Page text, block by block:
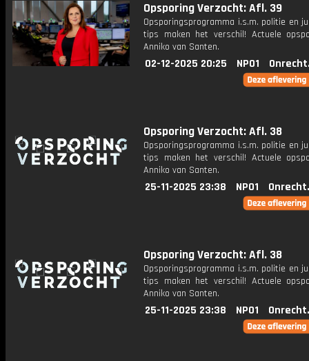
Opsporing Verzocht: Afl. 39
Opsporingsprogramma i.s.m. politie en
tips maken het verschil! Actuele
Anniko van Santen.
02-12-2025 20:25 NPO1
Opsporing Verzocht: Afl. 38
Opsporingsprogramma i.s.m. politie en
tips maken het verschil! Actuele
Anniko van Santen.
25-11-2025 23:38 NPO1
Opsporing Verzocht: Afl. 38
Opsporingsprogramma i.s.m. politie en
tips maken het verschil! Actuele
Anniko van Santen.
25-11-2025 23:38 NPO1